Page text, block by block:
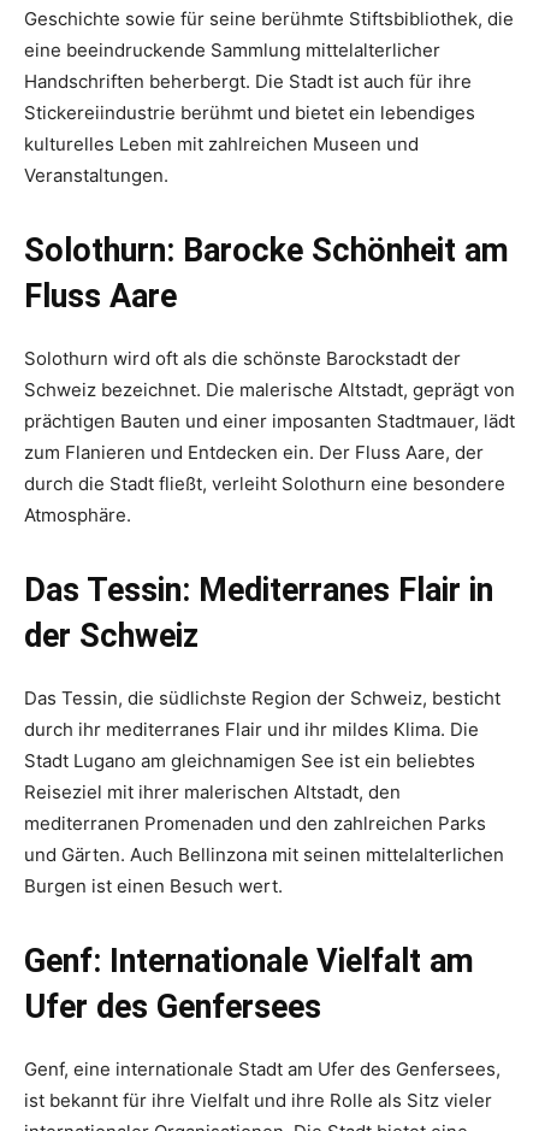
Geschichte sowie für seine berühmte Stiftsbibliothek, die
eine beeindruckende Sammlung mittelalterlicher
Handschriften beherbergt. Die Stadt ist auch für ihre
Stickereiindustrie berühmt und bietet ein lebendiges
kulturelles Leben mit zahlreichen Museen und
Veranstaltungen.
Solothurn: Barocke Schönheit am
Fluss Aare
Solothurn wird oft als die schönste Barockstadt der
Schweiz bezeichnet. Die malerische Altstadt, geprägt von
prächtigen Bauten und einer imposanten Stadtmauer, lädt
zum Flanieren und Entdecken ein. Der Fluss Aare, der
durch die Stadt fließt, verleiht Solothurn eine besondere
Atmosphäre.
Das Tessin: Mediterranes Flair in
der Schweiz
Das Tessin, die südlichste Region der Schweiz, besticht
durch ihr mediterranes Flair und ihr mildes Klima. Die
Stadt Lugano am gleichnamigen See ist ein beliebtes
Reiseziel mit ihrer malerischen Altstadt, den
mediterranen Promenaden und den zahlreichen Parks
und Gärten. Auch Bellinzona mit seinen mittelalterlichen
Burgen ist einen Besuch wert.
Genf: Internationale Vielfalt am
Ufer des Genfersees
Genf, eine internationale Stadt am Ufer des Genfersees,
ist bekannt für ihre Vielfalt und ihre Rolle als Sitz vieler